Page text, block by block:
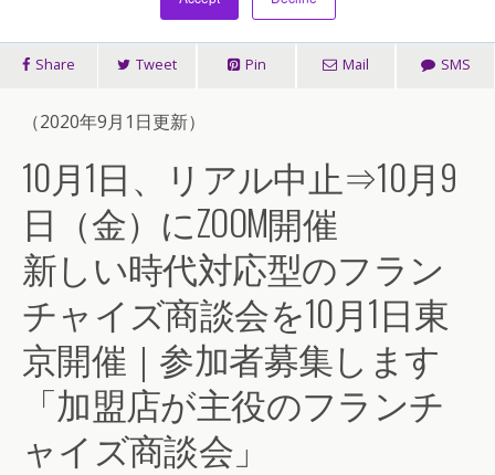
Share Tweet Pin Mail SMS
（2020年9月1日更新）
10月1日、リアル中止⇒10月9
日（金）にZOOM開催
新しい時代対応型のフラン
チャイズ商談会を10月1日東
京開催｜参加者募集します
「加盟店が主役のフランチ
ャイズ商談会」